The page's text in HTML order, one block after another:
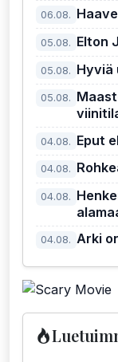
06.08.
05.08. Elton
05.08. Hyviä
05.08.
04.08. Eput
04.08.
04.08.
04.08. Arki